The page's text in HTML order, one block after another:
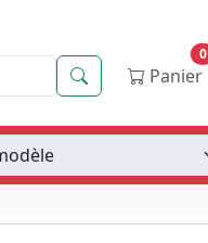
RecherchePanier
0